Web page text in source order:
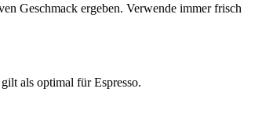
Geschmack ergeben. Verwende immer frisch
als optimal für Espresso.